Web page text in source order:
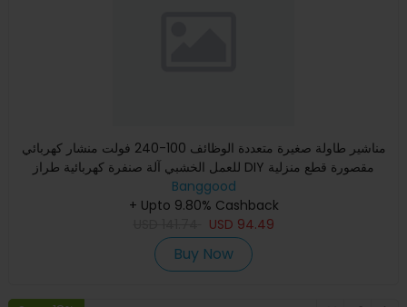
مناشير طاولة صغيرة متعددة الوظائف 100-240 فولت منشار كهربائي
للعمل الخشبي آلة صنفرة كهربائية طراز DIY مقصورة قطع منزلية
Banggood
+ Upto 9.80% Cashback
USD 94.49
Buy Now